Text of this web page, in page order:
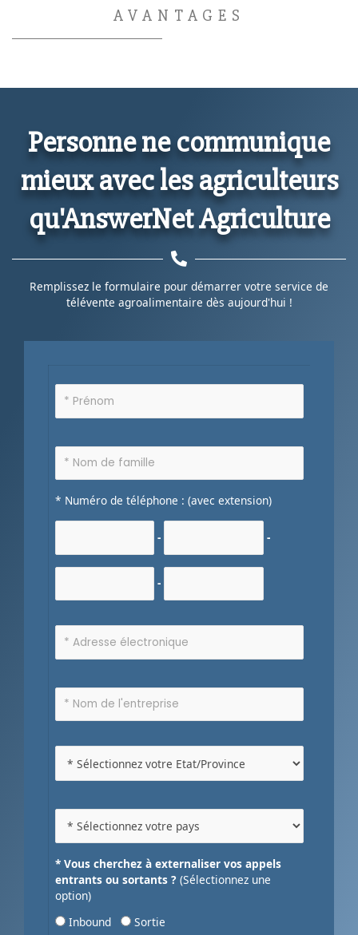
AVANTAGES
Personne ne communique
mieux avec les agriculteurs
qu'AnswerNet Agriculture
Remplissez le formulaire pour démarrer votre service de
télévente agroalimentaire dès aujourd'hui !
* Numéro de téléphone : (avec extension)
- -
-
* Vous cherchez à externaliser vos appels
entrants ou sortants ? (Sélectionnez une
option)
Inbound
Sortie